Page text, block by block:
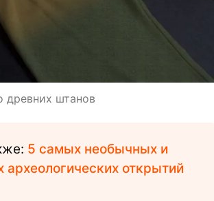
древних штанов
5 самых необычных и
археологических открытий